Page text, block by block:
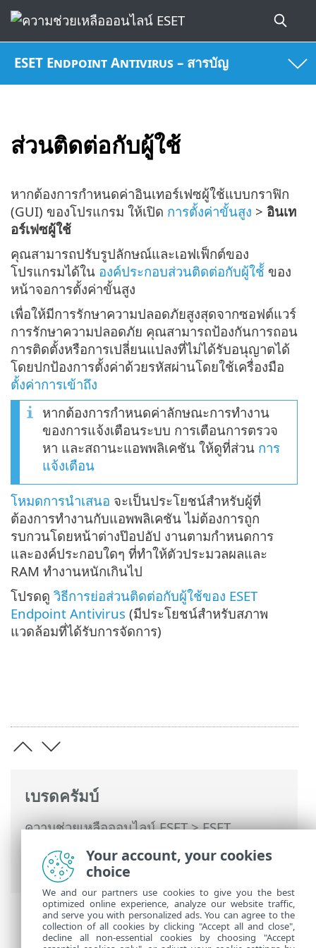
ESET Endpoint Antivirus – สารบัญ
ส่วนติดต่อกับผู้ใช้
เบรดครัมบ์
ความช่วยเหลือออนไลน์ ESET>ESET
Endpoint Antivirus
การตั้งค่าขั้นสูง
> ส่วน
ติดต่อผู้ใช้
หากต้องการกำหนดค่าอินเทอร์เฟซผู้ใช้แบบกราฟิก
(GUI) ของโปรแกรม ให้เปิด การตั้งค่าขั้นสูง > อินเท
อร์เฟซผู้ใช้
คุณสามารถปรับรูปลักษณ์และเอฟเฟ็กต์ของ
โปรแกรมได้ใน องค์ประกอบส่วนติดต่อกับผู้ใช้้ ของ
หน้าจอการตั้งค่าขั้นสูง
เพื่อให้มีการรักษาความปลอดภัยสูงสุดจากซอฟต์แวร์
การรักษาความปลอดภัย คุณสามารถป้องกันการถอน
การติดตั้งหรือการเปลี่ยนแปลงที่ไม่ได้รับอนุญาตได้
โดยปกป้องการตั้งค่าด้วยรหัสผ่านโดยใช้เครื่องมือ
ตั้งค่าการเข้าถึง
หากต้องการกำหนดค่าลักษณะการทำงาน
ของการแจ้งเตือนระบบ การเตือนการตรวจ
หา และสถานะแอพพลิเคชัน ให้ดูที่ส่วน การ
แจ้งเตือน
โหมดการนำเสนอ จะเป็นประโยชน์สำหรับผู้ที่
ต้องการทำงานกับแอพพลิเคชัน ไม่ต้องการถูก
รบกวนโดยหน้าต่างป๊อปอัป งานตามกำหนดการ
และองค์ประกอบใดๆ ที่ทำให้ตัวประมวลผลและ
RAM ทำงานหนักเกินไป
โปรดดู วิธีการย่อส่วนติดต่อกับผู้ใช้ของ ESET
Endpoint Antivirus (มีประโยชน์สำหรับสภาพ
แวดล้อมที่ได้รับการจัดการ)
Your account, your cookies
choice
We and our partners use cookies to give you the best
optimized online experience, analyze our website traffic,
and serve you with personalized ads. You can agree to the
collection of all cookies by clicking "Accept all and close",
decline all non-essential cookies by choosing "Accept